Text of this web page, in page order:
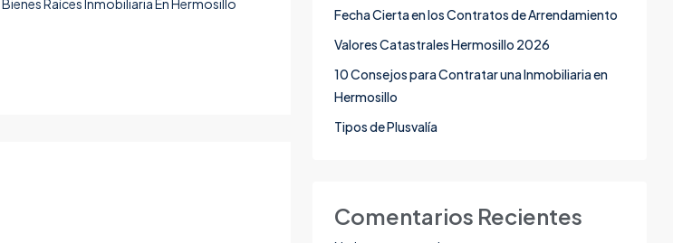
Fecha Cierta en los Contratos de Arrendamiento
Valores Catastrales Hermosillo 2026
10 Consejos para Contratar una Inmobiliaria en
Hermosillo
Tipos de Plusvalía
Comentarios Recientes